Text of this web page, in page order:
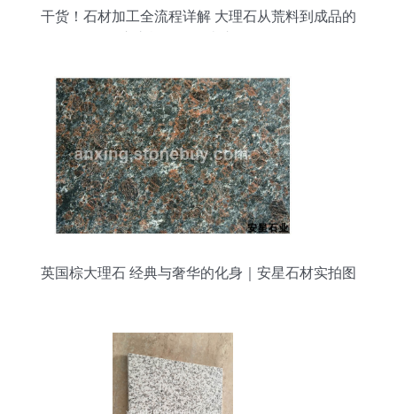
干货！石材加工全流程详解 大理石从荒料到成品的
英国棕大理石 经典与奢华的化身｜安星石材实拍图